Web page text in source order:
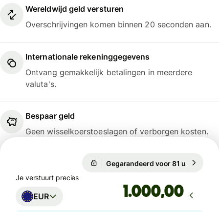
Wereldwijd geld versturen
Overschrijvingen komen binnen 20 seconden aan.
Internationale rekeninggegevens
Ontvang gemakkelijk betalingen in meerdere
valuta's.
Bespaar geld
Geen wisselkoerstoeslagen of verborgen kosten.
Gegarandeerd voor 81 u
Je verstuurt precies
EUR ,00